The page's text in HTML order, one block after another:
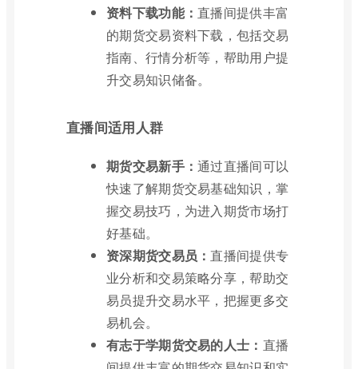
资料下载功能： 直播间提供丰富
的期货交易资料下载，包括交易
指南、行情分析等，帮助用户提
升交易知识储备。
直播间适用人群
期货交易新手：通过直播间可以
快速了解期货交易基础知识，掌
握交易技巧，为进入期货市场打
好基础。
资深期货交易员： 直播间提供专
业分析和交易策略分享，帮助交
易员提升交易水平，把握更多交
易机会。
有志于学期货交易的人士： 直播